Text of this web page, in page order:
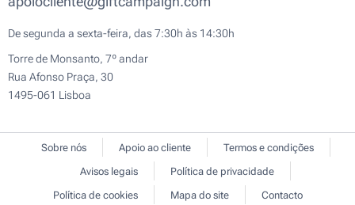
De segunda a sexta-feira, das 7:30h às 14:30h
Torre de Monsanto, 7º andar
Rua Afonso Praça, 30
1495-061 Lisboa
Sobre nós Apoio ao cliente
Termos e condições
Avisos legais
Política de privacidade
Política de cookies
Mapa do site Contacto